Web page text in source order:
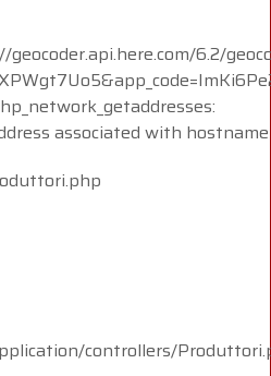
6.2/
associated with hostname
controllers/